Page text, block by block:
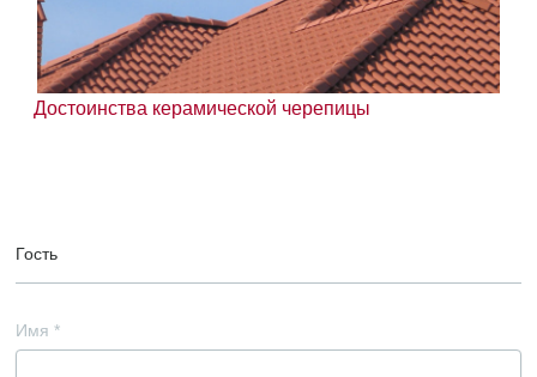
Достоинства керамической черепицы
Гость
Имя *